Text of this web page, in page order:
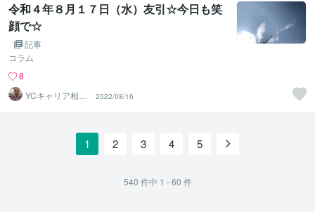
令和４年８月１７日（水）友引☆今日も笑
顔で☆
記事
コラム
8
YCキャリア相談
2022/08/16
1 2 3 4 5
540 件中 1 - 60 件